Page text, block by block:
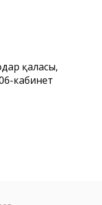
қаласы,
кабинет